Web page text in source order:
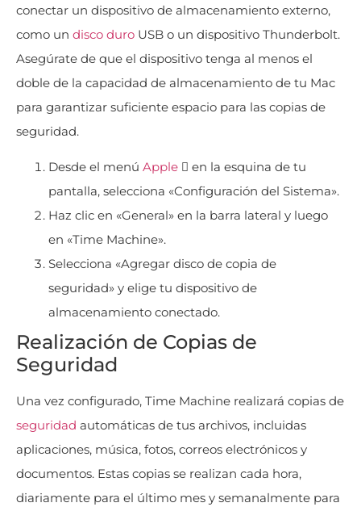
conectar un dispositivo de almacenamiento externo,
como un disco duro USB o un dispositivo Thunderbolt.
Asegúrate de que el dispositivo tenga al menos el
doble de la capacidad de almacenamiento de tu Mac
para garantizar suficiente espacio para las copias de
seguridad​​.
Desde el menú Apple  en la esquina de tu
pantalla, selecciona «Configuración del Sistema».
Haz clic en «General» en la barra lateral y luego
en «Time Machine».
Selecciona «Agregar disco de copia de
seguridad» y elige tu dispositivo de
almacenamiento conectado.
Realización de Copias de
Seguridad
Una vez configurado, Time Machine realizará copias de
seguridad automáticas de tus archivos, incluidas
aplicaciones, música, fotos, correos electrónicos y
documentos. Estas copias se realizan cada hora,
diariamente para el último mes y semanalmente para